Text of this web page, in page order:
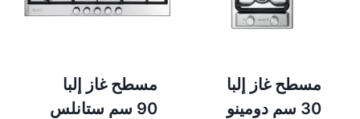
مسطح غاز إلبا
30 سم دومينو
مسطح غاز إلبا
90 سم ستانلس